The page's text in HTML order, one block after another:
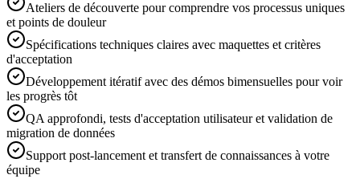
Ateliers de découverte pour comprendre vos processus uniques
et points de douleur
Spécifications techniques claires avec maquettes et critères
d'acceptation
Développement itératif avec des démos bimensuelles pour voir
les progrès tôt
QA approfondi, tests d'acceptation utilisateur et validation de
migration de données
Support post-lancement et transfert de connaissances à votre
équipe